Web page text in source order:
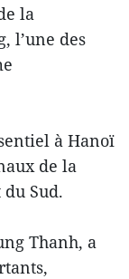
la
l’une des
à Hanoï
de la
Sud.
Thanh, a